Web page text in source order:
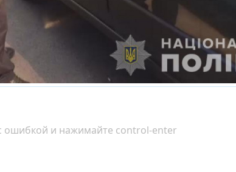
ошибкой и нажимайте control-enter